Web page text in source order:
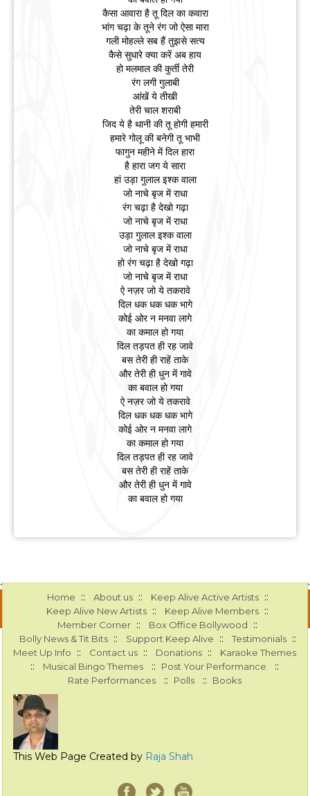
कैसा आवारा है तू दिल का कवारा
भांग चढ़ा के तूने रंग जो ऐसा मारा
गली मोहल्ले सब हैं तुझसे सत्य
कैसे सुधारे क्या करें अब हाय
हो मलमाल की कुर्ती तेरी
रंग लगी गुलाबी
आंखें ये तीखी
तेरी चाल शराबी
जिद ये है थानी की तू होगी हमारी
हमारे गोलू की बनेगी तू भाभी
फागुन महीने में दिल हारा
है हारा जग ये सारा
हां उड़ा गुलाल इश्क वाला
जो नाचे बृज में राधा
रंग चढ़ा है देखो गढ़ा
जो नाचे बृज में राधा
उड़ा गुलाल इश्क वाला
जो नाचे बृज में राधा
हो रंग चढ़ा है देखो गढ़ा
जो नाचे बृज में राधा
ऐ नज़र जो ये तकरावे
दिल धक धक धक भागे
कोई ओर न मनवा लागे
का कमाल हो गया
दिल तड़पत ही रह जावे
बस तेरी ही राहें ताके
और तेरी ही धुन में गावे
का बवाल हो गया
ऐ नज़र जो ये तकरावे
दिल धक धक धक भागे
कोई ओर न मनवा लागे
का कमाल हो गया
दिल तड़पत ही रह जावे
बस तेरी ही राहें ताके
और तेरी ही धुन में गावे
का बवाल हो गया
Home :: About us :: Keep Alive Active Artists ::
Keep Alive New Artists :: Keep Alive Members ::
Member Corner :: Box Office Bollywood ::
Bolly News & Tit Bits :: Support Keep Alive :: Testimonials ::
Meet Up Info :: Contact us :: Donations :: Karaoke Themes
:: Musical Bingo Themes :: Post Your Performance ::
Rate Performances :: Polls :: Books
This Web Page Created by Raja Shah